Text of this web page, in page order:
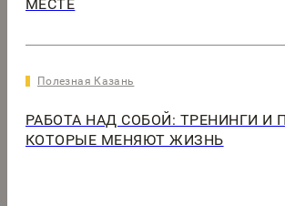
МЕСТЕ
Полезная Казань
РАБОТА НАД СОБОЙ: ТРЕНИНГИ И
КОТОРЫЕ МЕНЯЮТ ЖИЗНЬ